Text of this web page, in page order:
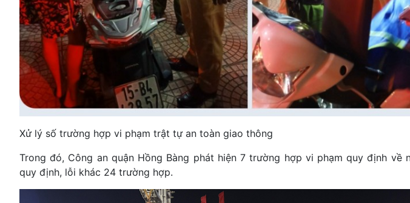
Xử lý số trường hợp vi phạm trật tự an toàn giao thông
Trong đó, Công an quận Hồng Bàng phát hiện 7 trường hợp vi phạm quy định
quy định, lỗi khác 24 trường hợp.